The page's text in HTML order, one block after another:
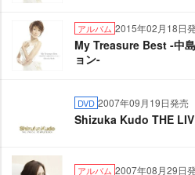
アルバム 2015年02月18日
My Treasure Best -中
ョン-
DVD 2007年09月19日発売
Shizuka Kudo THE
アルバム 2007年08月29日